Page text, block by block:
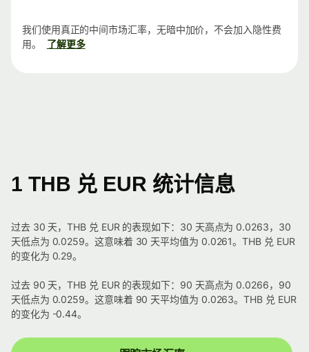
我们使用真正的中间市场汇率，无暗中加价，不会加入隐性费
用。
了解更多
1 THB 兑 EUR 统计信息
过去 30 天，THB 兑 EUR 的表现如下：30 天高点为 0.0263，30
天低点为 0.0259。这意味着 30 天平均值为 0.0261。THB 兑 EUR
的变化为 0.29。
过去 90 天，THB 兑 EUR 的表现如下：90 天高点为 0.0266，90
天低点为 0.0259。这意味着 90 天平均值为 0.0263。THB 兑 EUR
的变化为 -0.44。